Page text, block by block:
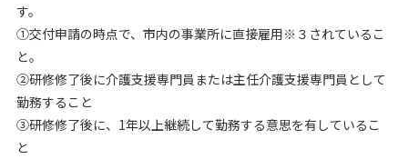
す。
①交付申請の時点で、市内の事業所に直接雇用※３されているこ
と。
②研修修了後に介護支援専門員または主任介護支援専門員として
勤務すること
③研修修了後に、1年以上継続して勤務する意思を有しているこ
と